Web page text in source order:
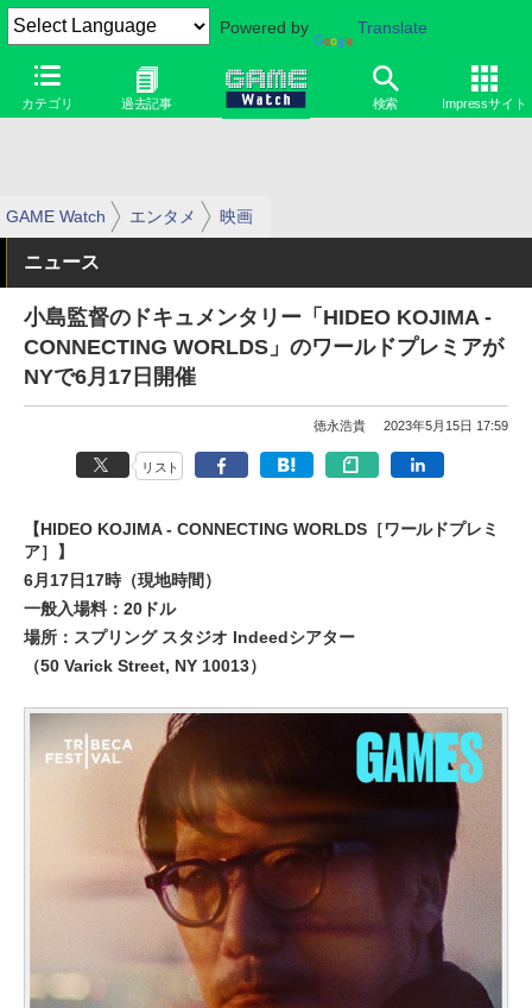
Powered by Translate
カテゴリ 過去記事 検索 Impressサイト
GAME Watch エンタメ 映画
ニュース
小島監督のドキュメンタリー「HIDEO KOJIMA -
CONNECTING WORLDS」のワールドプレミアが
NYで6月17日開催
徳永浩貴 2023年5月15日 17:59
リスト
【HIDEO KOJIMA - CONNECTING WORLDS［ワールドプレミ
ア］】
6月17日17時（現地時間）
一般入場料：20ドル
場所：スプリング スタジオ Indeedシアター
（50 Varick Street, NY 10013）